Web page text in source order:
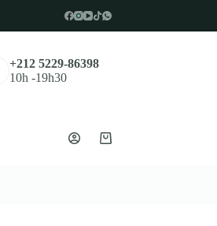
+212 5229-86398
10h -19h30
Panier